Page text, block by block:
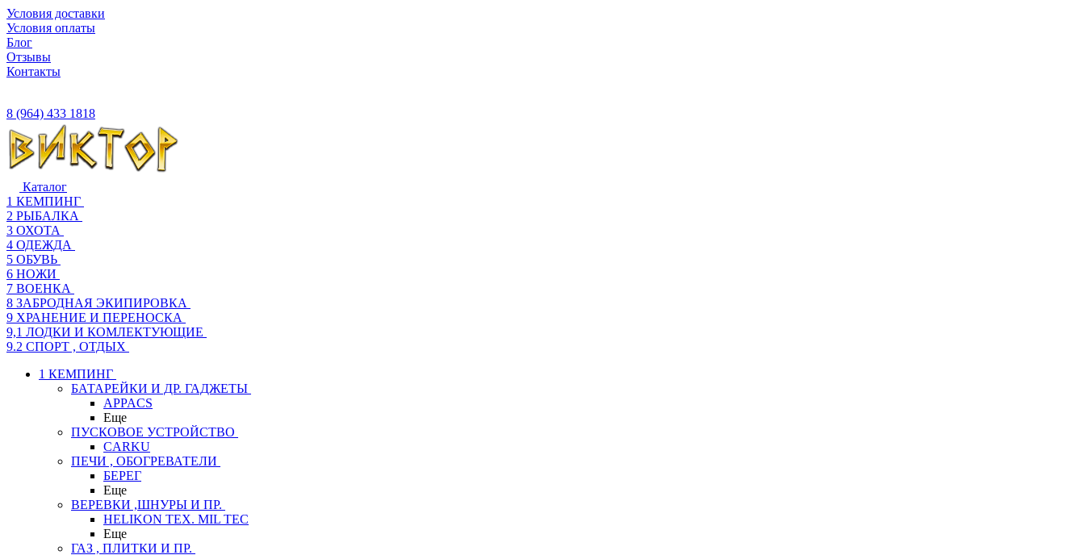
Условия доставки
Условия оплаты
Блог
Отзывы
Контакты
8 (964) 433 1818
Каталог
1 КЕМПИНГ
2 РЫБАЛКА
3 ОХОТА
4 ОДЕЖДА
5 ОБУВЬ
6 НОЖИ
7 ВОЕНКА
8 ЗАБРОДНАЯ ЭКИПИРОВКА
9 ХРАНЕНИЕ И ПЕРЕНОСКА
9,1 ЛОДКИ И КОМЛЕКТУЮЩИЕ
9.2 СПОРТ , ОТДЫХ
1 КЕМПИНГ
БАТАРЕЙКИ И ДР. ГАДЖЕТЫ
APPACS
Еще
ПУСКОВОЕ УСТРОЙСТВО
CARKU
ПЕЧИ , ОБОГРЕВАТЕЛИ
БЕРЕГ
Еще
ВЕРЕВКИ ,ШНУРЫ И ПР.
HELIKON TEX. MIL TEC
Еще
ГАЗ , ПЛИТКИ И ПР.